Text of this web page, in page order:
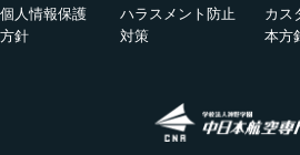
国際グランドハンドリング科
活躍する卒業生
個人情報保護
方針
ハラスメント防止
対策
カス
本方